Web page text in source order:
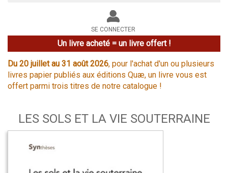
le
site
SE CONNECTER
Un livre acheté = un livre offert !
Du 20 juillet au 31 août 2026, pour l'achat d'un ou plusieurs
livres papier publiés aux éditions Quæ, un livre vous est
offert parmi trois titres de notre catalogue !
LES SOLS ET LA VIE SOUTERRAINE